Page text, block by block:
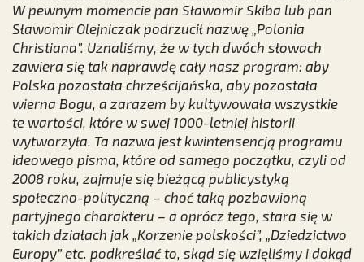
W pewnym momencie pan Sławomir Skiba lub pan
Sławomir Olejniczak podrzucił nazwę „Polonia
Christiana”. Uznaliśmy, że w tych dwóch słowach
zawiera się tak naprawdę cały nasz program: aby
Polska pozostała chrześcijańska, aby pozostała
wierna Bogu, a zarazem by kultywowała wszystkie
te wartości, które w swej 1000-letniej historii
wytworzyła. Ta nazwa jest kwintensencją programu
ideowego pisma, które od samego początku, czyli od
2008 roku, zajmuje się bieżącą publicystyką
społeczno-polityczną – choć taką pozbawioną
partyjnego charakteru – a oprócz tego, stara się w
takich działach jak „Korzenie polskości”, „Dziedzictwo
Europy” etc. podkreślać to, skąd się wzięliśmy i dokąd